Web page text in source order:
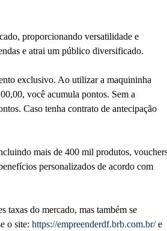
proporcionando versatilidade e
e atrai um público diversificado.
exclusivo. Ao utilizar a maquininha
você acumula pontos. Sem a
Caso tenha contrato de antecipação
mais de 400 mil produtos,
personalizados de acordo com
taxas do mercado, mas também se
o site: https://empreenderdf.brb.com.br/e